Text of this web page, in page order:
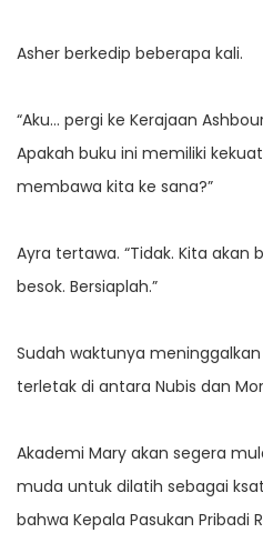
Asher berkedip beberapa kali.
“Aku… pergi ke Kerajaan
Apakah buku ini memiliki
membawa kita ke sana?”
Ayra tertawa. “Tidak. Kita akan
besok. Bersiaplah.”
Sudah waktunya
terletak di antara Nubis dan
Akademi Mary akan segera
muda untuk dilatih sebagai
bahwa Kepala Pasukan Pribadi